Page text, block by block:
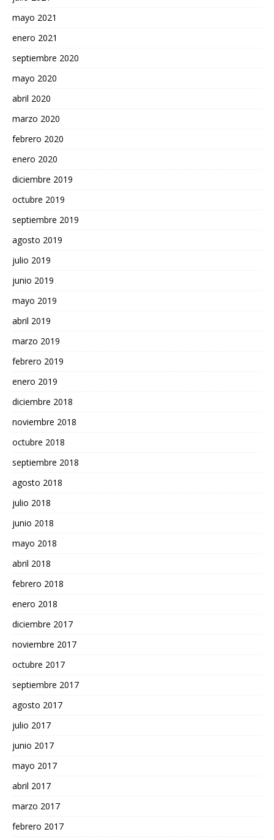
mayo 2021
enero 2021
septiembre 2020
mayo 2020
abril 2020
marzo 2020
febrero 2020
enero 2020
diciembre 2019
octubre 2019
septiembre 2019
agosto 2019
julio 2019
junio 2019
mayo 2019
abril 2019
marzo 2019
febrero 2019
enero 2019
diciembre 2018
noviembre 2018
octubre 2018
septiembre 2018
agosto 2018
julio 2018
junio 2018
mayo 2018
abril 2018
febrero 2018
enero 2018
diciembre 2017
noviembre 2017
octubre 2017
septiembre 2017
agosto 2017
julio 2017
junio 2017
mayo 2017
abril 2017
marzo 2017
febrero 2017